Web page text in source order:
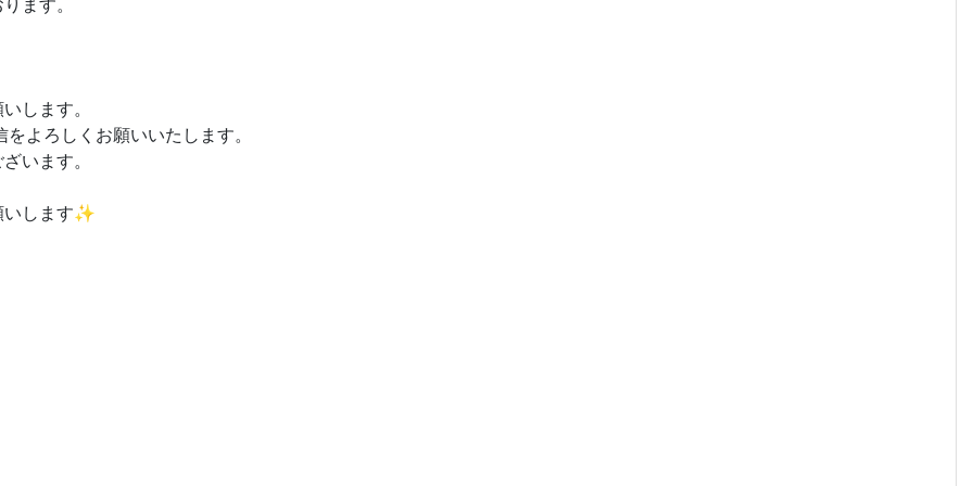
ます。
します。
よろしくお願いいたします。
います。
いします✨